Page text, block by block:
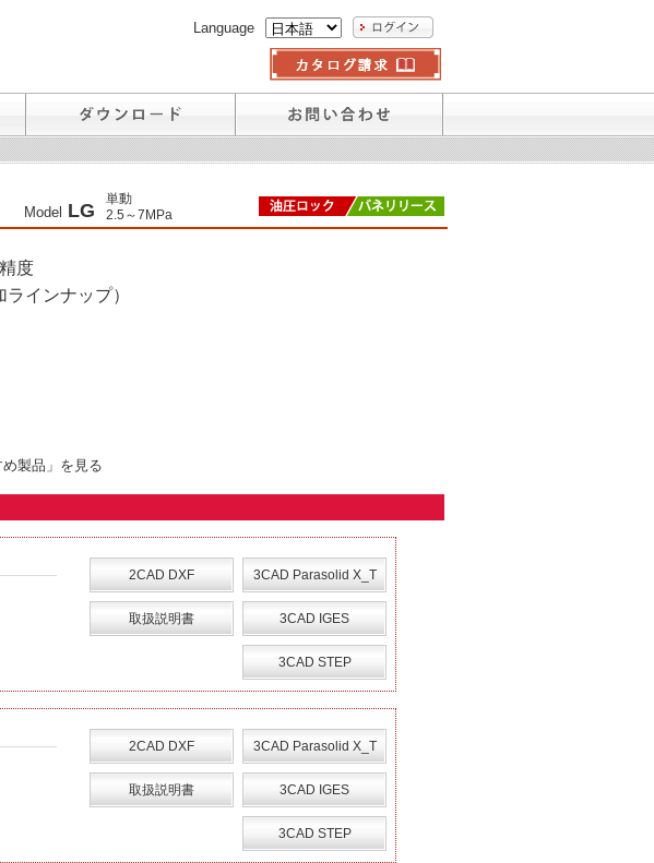
Language
Model LG
単動
2.5～7MPa
度
インナップ）
製品」を見る
2CAD DXF
取扱説明書
3CAD Parasolid X_T
3CAD IGES
3CAD STEP
2CAD DXF
取扱説明書
3CAD Parasolid X_T
3CAD IGES
3CAD STEP